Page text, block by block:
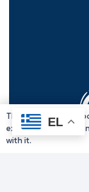
EL
This website uses
experience. If you
with it.